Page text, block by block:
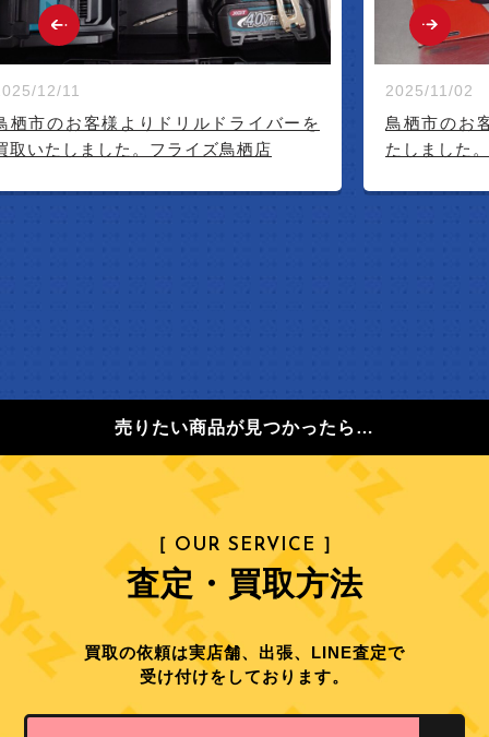
12/11
栖市のお客様よりドリルドライバーを
取いたしました。フライズ鳥栖店
2025/11/02
鳥栖市のお
たしました
売りたい商品が見つかったら…
［ OUR SERVICE ］
査定・買取方法
買取の依頼は実店舗、出張、LINE査定で
受け付けをしております。